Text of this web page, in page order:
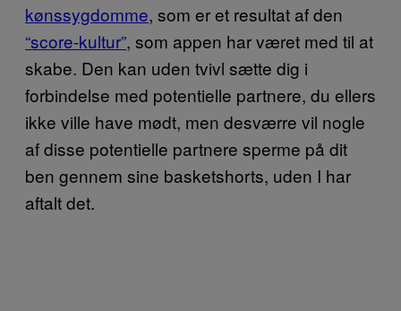
kønssygdomme, som er et resultat af den
“score-kultur”, som appen har været med til at
skabe. Den kan uden tvivl sætte dig i
forbindelse med potentielle partnere, du ellers
ikke ville have mødt, men desværre vil nogle
af disse potentielle partnere sperme på dit
ben gennem sine basketshorts, uden I har
aftalt det.